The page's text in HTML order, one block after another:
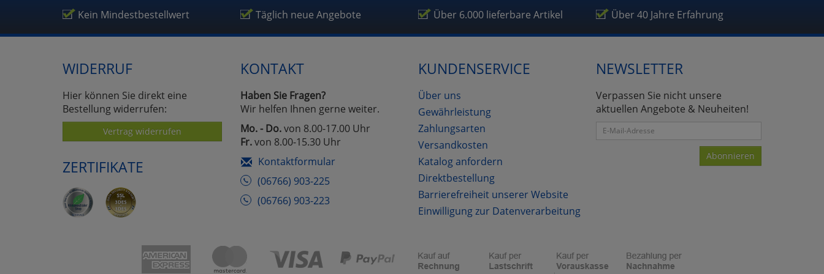
Kein Mindestbestellwert Täglich neue Angebote Über 6.000 lieferbare Artikel Über 40 Jahre Erfahrung
WIDERRUF
Hier können Sie direkt eine
Bestellung widerrufen:
Vertrag widerrufen
ZERTIFIKATE
KONTAKT
Haben Sie Fragen?
Wir helfen Ihnen gerne weiter.
Mo. - Do.von 8.00-17.00 Uhr
Fr.von 8.00-15.30 Uhr
Kontaktformular
(06766) 903-225
(06766) 903-223
KUNDENSERVICE
Über uns
Gewährleistung
Zahlungsarten
Versandkosten
Katalog anfordern
Direktbestellung
Barrierefreiheit unserer Website
Einwilligung zur Datenverarbeitung
NEWSLETTER
Verpassen Sie nicht unsere
aktuellen Angebote & Neuheiten!
Abonnieren
zurückzu Haupptseite Zustimmung Datenverarbeitung (Seitenende)